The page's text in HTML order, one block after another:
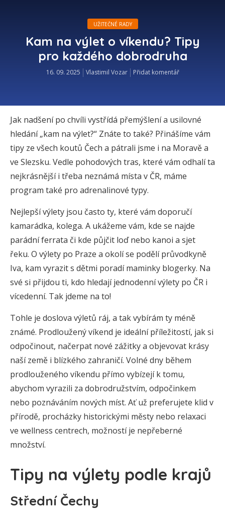
UŽITEČNÉ RADY
Kam na výlet o víkendu? Tipy
pro každého dobrodruha
16. 09. 2025 Vlastimil Vozar Přidat komentář
Jak nadšení po chvíli vystřídá přemýšlení a usilovné
hledání „kam na výlet?“ Znáte to také? Přinášíme vám
tipy ze všech koutů Čech a pátrali jsme i na Moravě a
ve Slezsku. Vedle pohodových tras, které vám odhalí ta
nejkrásnější i třeba neznámá místa v ČR, máme
program také pro adrenalinové typy.
Nejlepší výlety jsou často ty, které vám doporučí
kamarádka, kolega. A ukážeme vám, kde se najde
parádní ferrata či kde půjčit loď nebo kanoi a sjet
řeku. O výlety po Praze a okolí se podělí průvodkyně
Iva, kam vyrazit s dětmi poradí maminky blogerky. Na
své si přijdou ti, kdo hledají jednodenní výlety po ČR i
vícedenní. Tak jdeme na to!
Tohle je doslova výletů ráj, a tak vybírám ty méně
známé. Prodloužený víkend je ideální příležitostí, jak si
odpočinout, načerpat nové zážitky a objevovat krásy
naší země i blízkého zahraničí. Volné dny během
prodlouženého víkendu přímo vybízejí k tomu,
abychom vyrazili za dobrodružstvím, odpočinkem
nebo poznáváním nových míst. Ať už preferujete klid v
přírodě, procházky historickými městy nebo relaxaci
ve wellness centrech, možností je nepřeberné
množství.
Tipy na výlety podle krajů
Střední Čechy